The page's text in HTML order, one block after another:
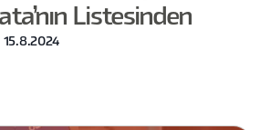
Listesinden
15.8.2024